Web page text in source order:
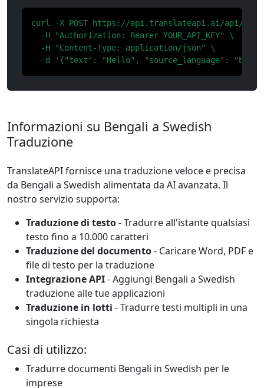
curl -X POST https://api.translateapi.ai/api/v1/
  -H "Authorization: Bearer YOUR_API_KEY" \
  -H "Content-Type: application/json" \
-d '{"text": "Hello", "source_language": "bn",
Informazioni su Bengali a Swedish
Traduzione
TranslateAPI fornisce una traduzione veloce e precisa
da Bengali a Swedish alimentata da AI avanzata. Il
nostro servizio supporta:
Traduzione di testo- Tradurre all'istante qualsiasi
testo fino a 10.000 caratteri
Traduzione del documento- Caricare Word, PDF e
file di testo per la traduzione
Integrazione API- Aggiungi Bengali a Swedish
traduzione alle tue applicazioni
Traduzione in lotti - Tradurre testi multipli in una
singola richiesta
Casi di utilizzo:
Tradurre documenti Bengali in Swedish per le
imprese